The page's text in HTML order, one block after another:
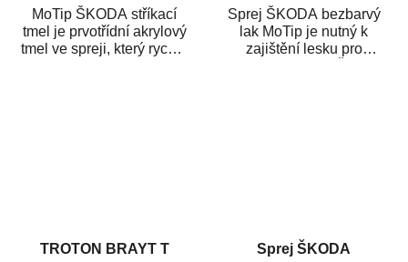
MoTip ŠKODA stříkací
tmel je prvotřídní akrylový
tmel ve spreji, který rychle
Sprej ŠKODA bezbarvý
lak MoTip je nutný k
zajištění lesku pro
TROTON BRAYT T
Sprej ŠKODA